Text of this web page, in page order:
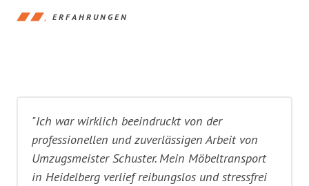
ERFAHRUNGEN
"Ich war wirklich beeindruckt von der
professionellen und zuverlässigen Arbeit von
Umzugsmeister Schuster. Mein Möbeltransport
in Heidelberg verlief reibungslos und stressfrei